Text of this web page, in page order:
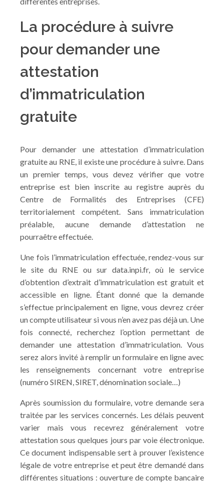
La procédure à suivre
pour demander une
attestation
d’immatriculation
gratuite
Pour demander une attestation d’immatriculation
gratuite au RNE, il existe une procédure à suivre. Dans
un premier temps, vous devez vérifier que votre
entreprise est bien inscrite au registre auprès du
Centre de Formalités des Entreprises (CFE)
territorialement compétent. Sans immatriculation
préalable, aucune demande d’attestation ne
pourraêtre effectuée.
Une fois l’immatriculation effectuée, rendez-vous sur
le site du RNE ou sur data.inpi.fr, où le service
d’obtention d’extrait d’immatriculation est gratuit et
accessible en ligne. Étant donné que la demande
s’effectue principalement en ligne, vous devrez créer
un compte utilisateur si vous n’en avez pas déjà un. Une
fois connecté, recherchez l’option permettant de
demander une attestation d’immatriculation. Vous
serez alors invité à remplir un formulaire en ligne avec
les renseignements concernant votre entreprise
(numéro SIREN, SIRET, dénomination sociale…)
Après soumission du formulaire, votre demande sera
traitée par les services concernés. Les délais peuvent
varier mais vous recevrez généralement votre
attestation sous quelques jours par voie électronique.
Ce document indispensable sert à prouver l’existence
légale de votre entreprise et peut être demandé dans
différentes situations : ouverture de compte bancaire